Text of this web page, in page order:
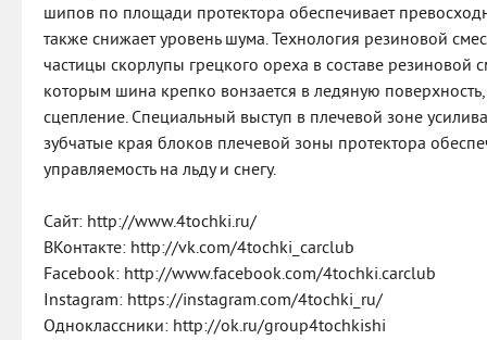
шипов по площади протектора обеспечивает
также снижает уровень шума. Технология резиновой
частицы скорлупы грецкого ореха в составе резиновой
которым шина крепко вонзается в ледяную
сцепление. Специальный выступ в плечевой зоне
зубчатые края блоков плечевой зоны протектора
управляемость на льду и снегу.
Сайт: http://www.4tochki.ru/
ВКонтакте: http://vk.com/4tochki_carclub
Facebook: http://www.facebook.com/4tochki.carclub
Instagram: https://instagram.com/4tochki_ru/
Одноклассники: http://ok.ru/group4tochkishi